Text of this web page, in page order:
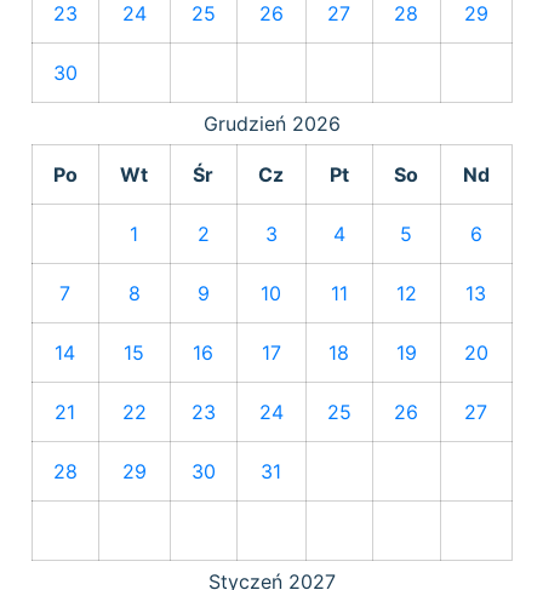
23 24 25 26 27 28 29
30
Grudzień 2026
Po Wt Śr Cz Pt So Nd
1 2 3 4 5 6
7 8 9 10 11 12 13
14 15 16 17 18 19 20
21 22 23 24 25 26 27
28 29 30 31
Styczeń 2027